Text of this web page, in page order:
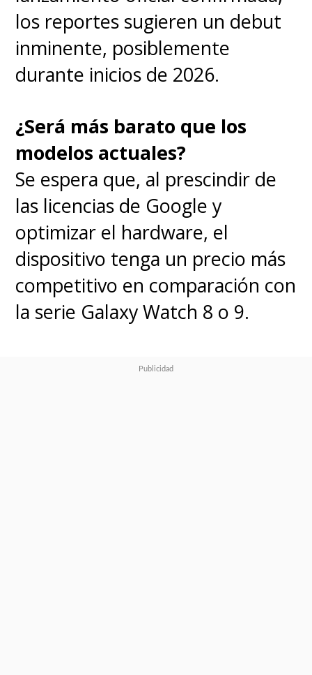
los reportes sugieren un debut
inminente, posiblemente
durante inicios de 2026.
¿Será más barato que los
modelos actuales?
Se espera que, al prescindir de
las licencias de Google y
optimizar el hardware, el
dispositivo tenga un precio más
competitivo en comparación con
la serie Galaxy Watch 8 o 9.